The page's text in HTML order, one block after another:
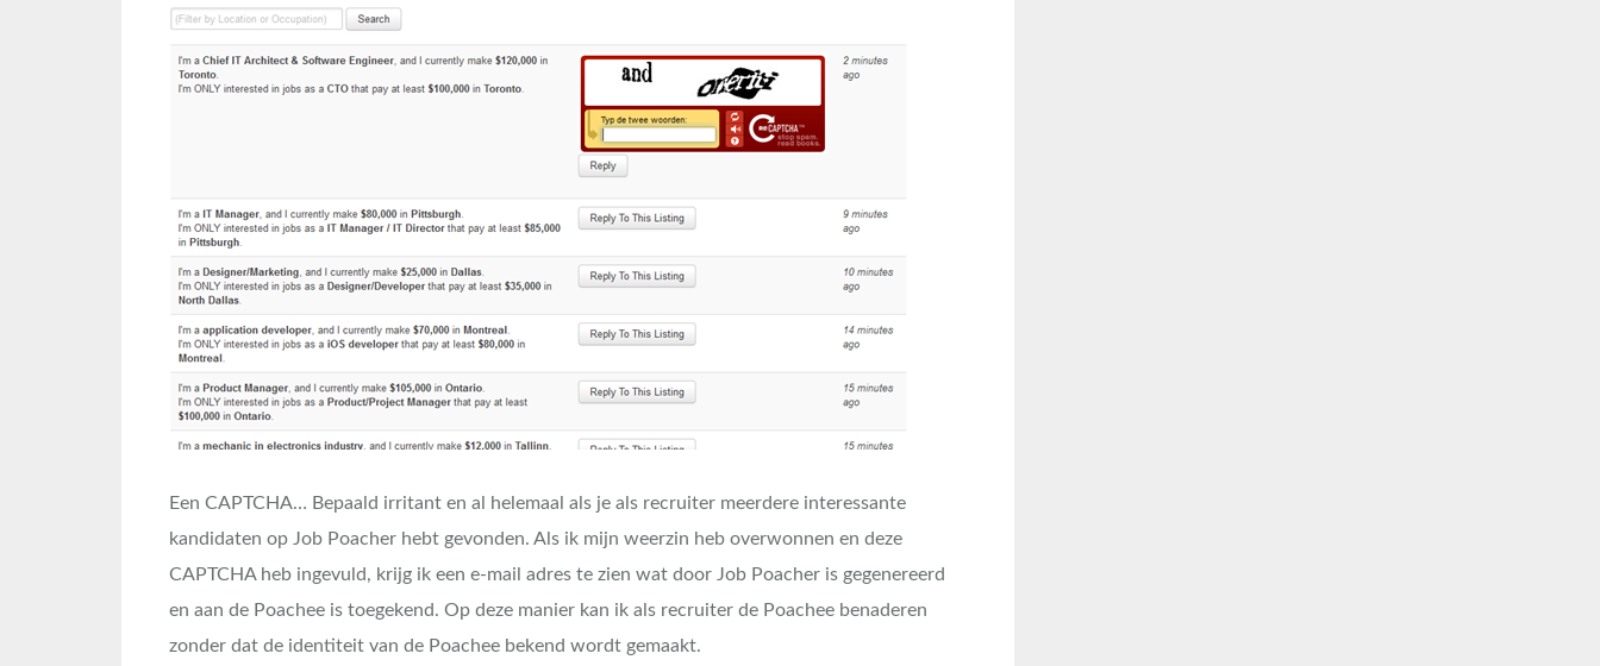
Een CAPTCHA… Bepaald irritant en al helemaal als je als recruiter meerdere interessante
kandidaten op Job Poacher hebt gevonden. Als ik mijn weerzin heb overwonnen en deze
CAPTCHA heb ingevuld, krijg ik een e-mail adres te zien wat door Job Poacher is gegenereerd
en aan de Poachee is toegekend. Op deze manier kan ik als recruiter de Poachee benaderen
zonder dat de identiteit van de Poachee bekend wordt gemaakt.